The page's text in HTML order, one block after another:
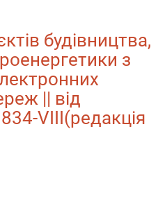
будівництва,
з
|| від
VIII(редакція